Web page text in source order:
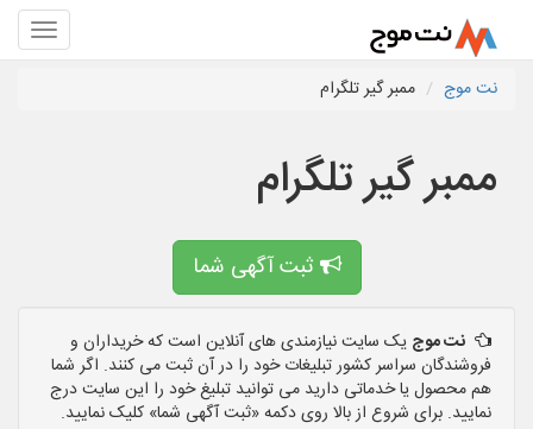
نت موج ممبر گیر تلگرام
ممبر گیر تلگرام
ثبت آگهی شما
نت موج یک سایت نیازمندی های آنلاین است که خریداران و
فروشندگان سراسر کشور تبلیغات خود را در آن ثبت می کنند. اگر شما
هم محصول یا خدماتی دارید می توانید تبلیغ خود را این سایت درج
نمایید. برای شروع از بالا روی دکمه «ثبت آگهی شما» کلیک نمایید.